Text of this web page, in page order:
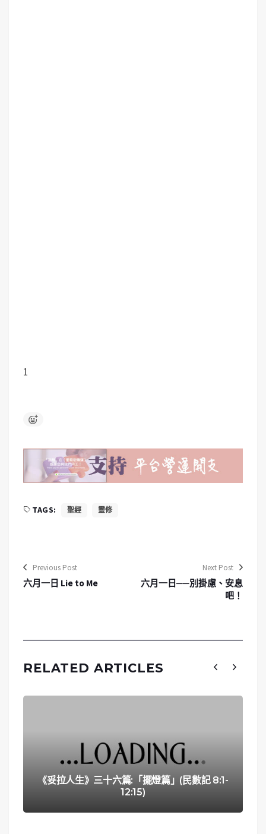
1
TAGS: 聖經 靈修
Previous Post
六月一日 Lie to Me
Next Post
六月一日──別掛慮、安息
吧！
RELATED ARTICLES
《妥拉人生》三十六篇:「擺燈篇」(民數記 8:1-
12:15)